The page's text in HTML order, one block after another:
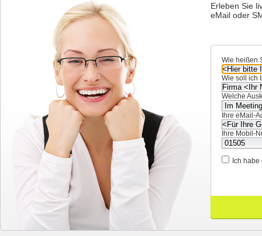
Erleben Sie
eMail oder
Wie heißen
Wie soll ich
Welche
Ihre eMail-
Ihre Mobil-
Ich